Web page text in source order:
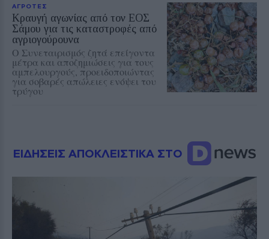
ΑΓΡΟΤΕΣ
Κραυγή αγωνίας από τον ΕΟΣ
Σάμου για τις καταστροφές από
αγριογούρουνα
Ο Συνεταιρισμός ζητά επείγοντα
μέτρα και αποζημιώσεις για τους
αμπελουργούς, προειδοποιώντας
για σοβαρές απώλειες ενόψει του
τρύγου
ΕΙΔΗΣΕΙΣ ΑΠΟΚΛΕΙΣΤΙΚΑ ΣΤΟ